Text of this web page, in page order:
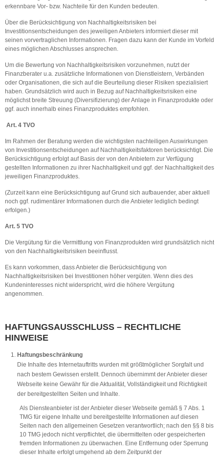
erkennbare Vor- bzw. Nachteile für den Kunden bedeuten.
Über die Berücksichtigung von Nachhaltigkeitsrisiken bei
Investitionsentscheidungen des jeweiligen Anbieters informiert dieser mit
seinen vorvertraglichen Informationen. Fragen dazu kann der Kunde im Vorfeld
eines möglichen Abschlusses ansprechen.
Um die Bewertung von Nachhaltigkeitsrisiken vorzunehmen, nutzt der
Finanzberater u.a. zusätzliche Informationen von Dienstleistern, Verbänden
oder Organisationen, die sich auf die Beurteilung dieser Risiken spezialisiert
haben. Grundsätzlich wird auch in Bezug auf Nachhaltigkeitsrisiken eine
möglichst breite Streuung (Diversifizierung) der Anlage in Finanzprodukte oder
ggf. auch innerhalb eines Finanzproduktes empfohlen.
Art. 4 TVO
Im Rahmen der Beratung werden die wichtigsten nachteiligen Auswirkungen
von Investitionsentscheidungen auf Nachhaltigkeitsfaktoren berücksichtigt. Die
Berücksichtigung erfolgt auf Basis der von den Anbietern zur Verfügung
gestellten Informationen zu ihrer Nachhaltigkeit und ggf. der Nachhaltigkeit des
jeweiligen Finanzproduktes.
(Zurzeit kann eine Berücksichtigung auf Grund sich aufbauender, aber aktuell
noch ggf. rudimentärer Informationen durch die Anbieter lediglich bedingt
erfolgen.)
Art. 5 TVO
Die Vergütung für die Vermittlung von Finanzprodukten wird grundsätzlich nicht
von den Nachhaltigkeitsrisiken beeinflusst.
Es kann vorkommen, dass Anbieter die Berücksichtigung von
Nachhaltigkeitsrisiken bei Investitionen höher vergüten. Wenn dies des
Kundeninteresses nicht widerspricht, wird die höhere Vergütung
angenommen.
HAFTUNGSAUSSCHLUSS – RECHTLICHE
HINWEISE
Haftungsbeschränkung
Die Inhalte des Internetauftritts wurden mit größtmöglicher Sorgfalt und
nach bestem Gewissen erstellt. Dennoch übernimmt der Anbieter dieser
Webseite keine Gewähr für die Aktualität, Vollständigkeit und Richtigkeit
der bereitgestellten Seiten und Inhalte.
Als Diensteanbieter ist der Anbieter dieser Webseite gemäß § 7 Abs. 1
TMG für eigene Inhalte und bereitgestellte Informationen auf diesen
Seiten nach den allgemeinen Gesetzen verantwortlich; nach den §§ 8 bis
10 TMG jedoch nicht verpflichtet, die übermittelten oder gespeicherten
fremden Informationen zu überwachen. Eine Entfernung oder Sperrung
dieser Inhalte erfolgt umgehend ab dem Zeitpunkt der